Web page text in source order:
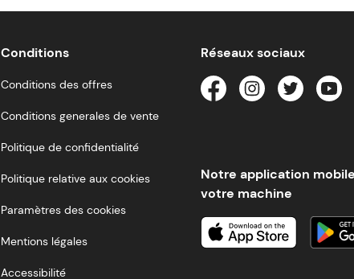
Conditions
Conditions des offres
Conditions generales de vente
Politique de confidentialité
Politique relative aux cookies
Paramètres des cookies
Mentions légales
Accessibilité
Réseaux sociaux
Notre application
votre machine